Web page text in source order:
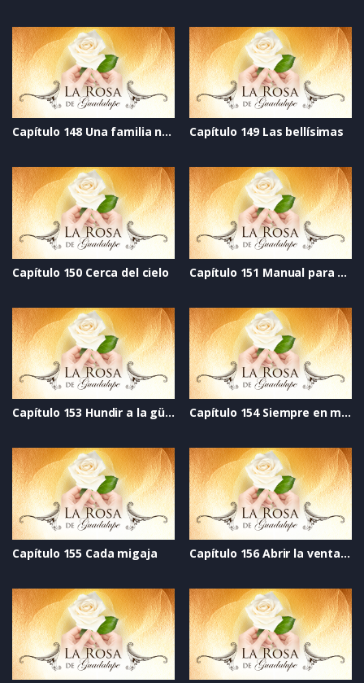
Capítulo 148 Una familia nueva Capítulo 149 Las bellísimas
Capítulo 150 Cerca del cielo Capítulo 151 Manual para pedir permiso para tener novio
Capítulo 153 Hundir a la güera Capítulo 154 Siempre en mi corazón
Capítulo 155 Cada migaja Capítulo 156 Abrir la ventana